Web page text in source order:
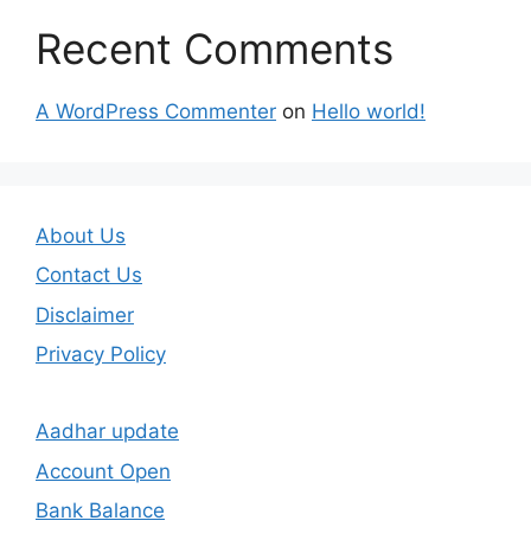
Recent Comments
A WordPress Commenter on Hello world!
About Us
Contact Us
Disclaimer
Privacy Policy
Aadhar update
Account Open
Bank Balance